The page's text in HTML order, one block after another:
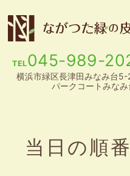
TEL045-989-
横浜市緑区長津田みなみ台5-
パークコートみなみ
当日の順